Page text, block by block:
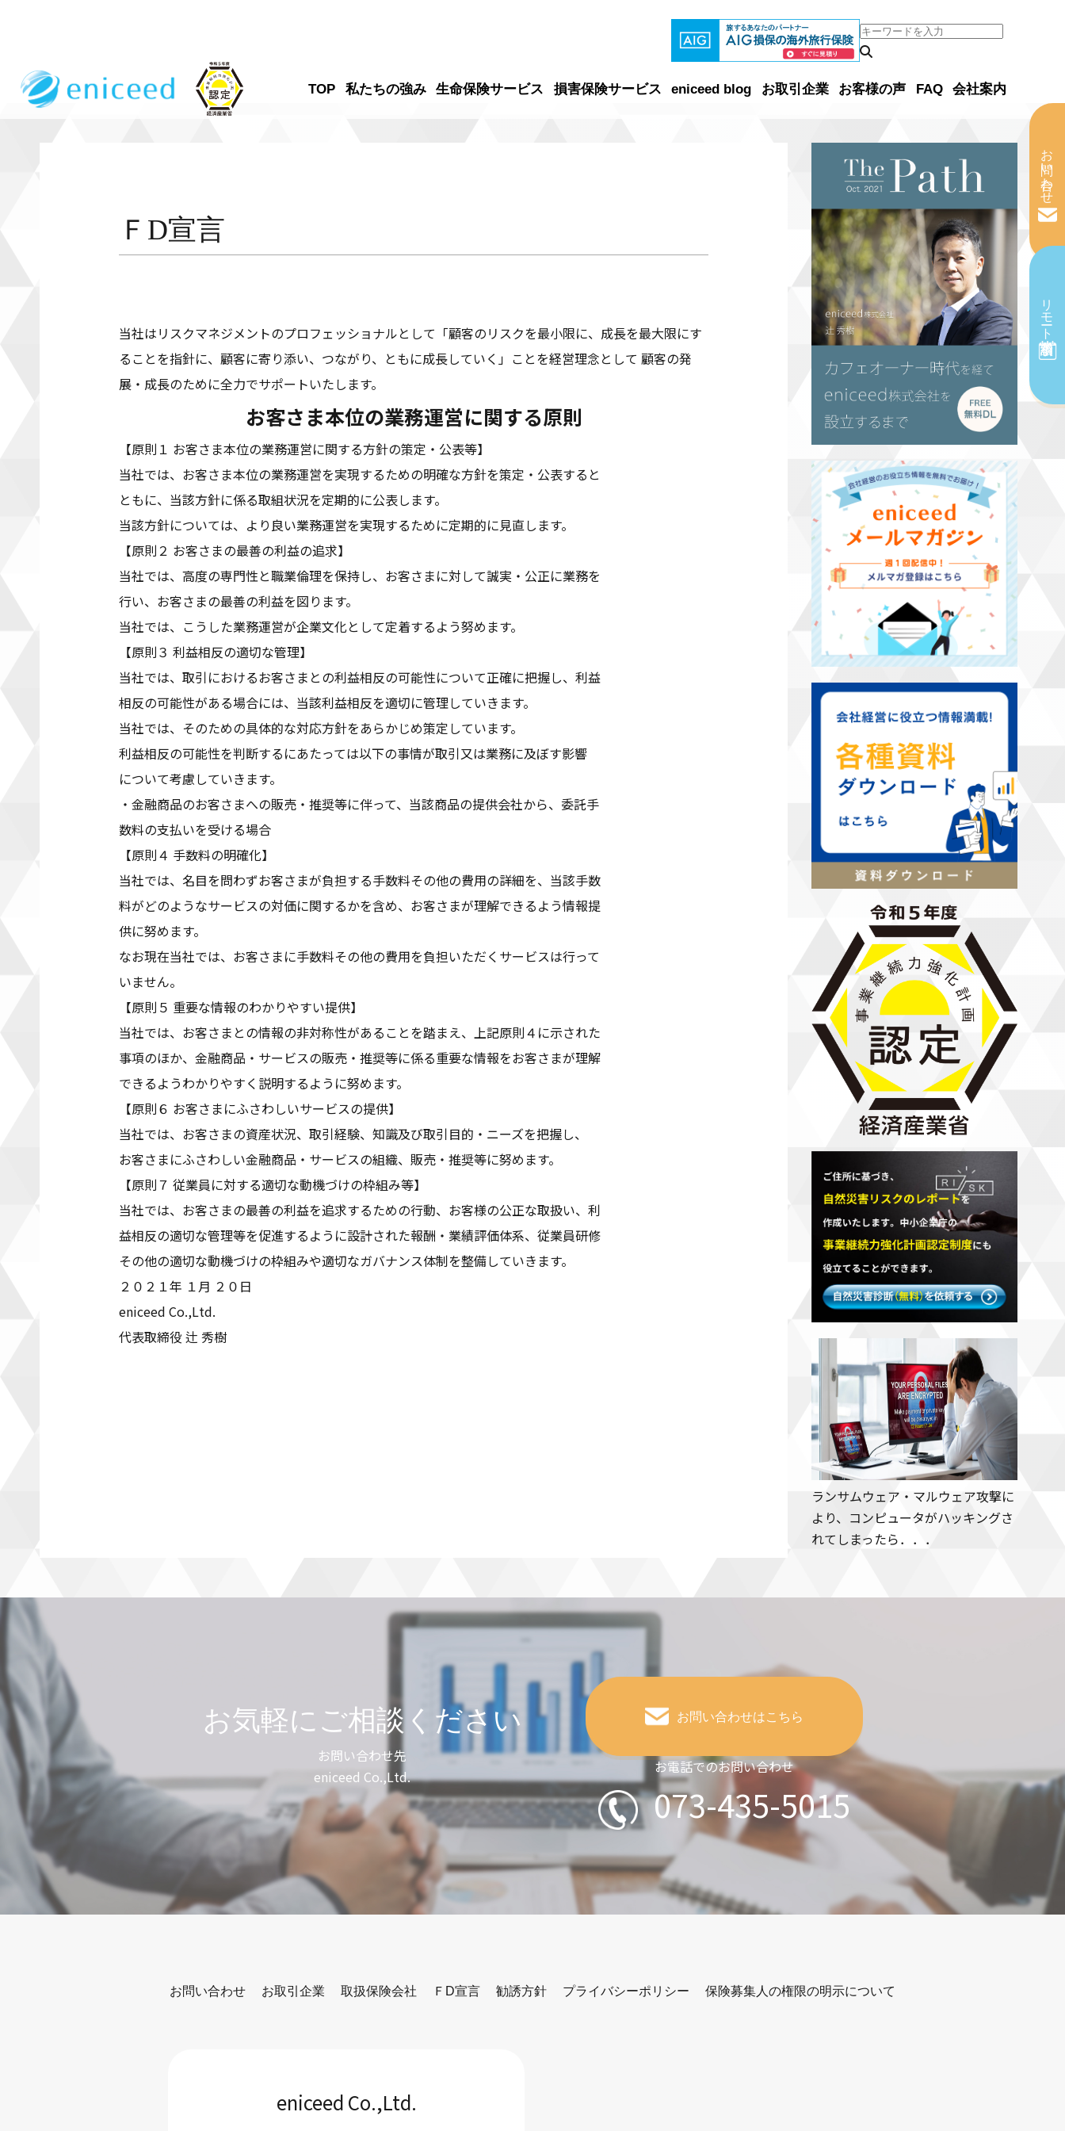
TOP 私たちの強み 生命保険サービス 損害保険サービス eniceed blog お取引企業 お客様の声 FAQ 会社案内
お問い合わせ
リモート相談予約
ＦD宣言
当社はリスクマネジメントのプロフェッショナルとして「顧客のリスクを最小限に、成長を最大限にす
ることを指針に、顧客に寄り添い、つながり、ともに成長していく」ことを経営理念として 顧客の発
展・成長のために全力でサポートいたします。
お客さま本位の業務運営に関する原則
【原則１ お客さま本位の業務運営に関する方針の策定・公表等】
当社では、お客さま本位の業務運営を実現するための明確な方針を策定・公表すると
ともに、当該方針に係る取組状況を定期的に公表します。
当該方針については、より良い業務運営を実現するために定期的に見直します。
【原則２ お客さまの最善の利益の追求】
当社では、高度の専門性と職業倫理を保持し、お客さまに対して誠実・公正に業務を
行い、お客さまの最善の利益を図ります。
当社では、こうした業務運営が企業文化として定着するよう努めます。
【原則３ 利益相反の適切な管理】
当社では、取引におけるお客さまとの利益相反の可能性について正確に把握し、利益
相反の可能性がある場合には、当該利益相反を適切に管理していきます。
当社では、そのための具体的な対応方針をあらかじめ策定しています。
利益相反の可能性を判断するにあたっては以下の事情が取引又は業務に及ぼす影響
について考慮していきます。
・金融商品のお客さまへの販売・推奨等に伴って、当該商品の提供会社から、委託手
数料の支払いを受ける場合
【原則４ 手数料の明確化】
当社では、名目を問わずお客さまが負担する手数料その他の費用の詳細を、当該手数
料がどのようなサービスの対価に関するかを含め、お客さまが理解できるよう情報提
供に努めます。
なお現在当社では、お客さまに手数料その他の費用を負担いただくサービスは行って
いません。
【原則５ 重要な情報のわかりやすい提供】
当社では、お客さまとの情報の非対称性があることを踏まえ、上記原則４に示された
事項のほか、金融商品・サービスの販売・推奨等に係る重要な情報をお客さまが理解
できるようわかりやすく説明するように努めます。
【原則６ お客さまにふさわしいサービスの提供】
当社では、お客さまの資産状況、取引経験、知識及び取引目的・ニーズを把握し、
お客さまにふさわしい金融商品・サービスの組織、販売・推奨等に努めます。
【原則７ 従業員に対する適切な動機づけの枠組み等】
当社では、お客さまの最善の利益を追求するための行動、お客様の公正な取扱い、利
益相反の適切な管理等を促進するように設計された報酬・業績評価体系、従業員研修
その他の適切な動機づけの枠組みや適切なガバナンス体制を整備していきます。
２０２１年 １月 ２０日
eniceed Co.,Ltd.
代表取締役 辻 秀樹
ランサムウェア・マルウェア攻撃に
より、コンピュータがハッキングさ
れてしまったら．．．
お気軽にご相談ください
お問い合わせ先
eniceed Co.,Ltd.
お問い合わせはこちら
お電話でのお問い合わせ
073-435-5015
お問い合わせ お取引企業 取扱保険会社 ＦD宣言 勧誘方針 プライバシーポリシー 保険募集人の権限の明示について
eniceed Co.,Ltd.